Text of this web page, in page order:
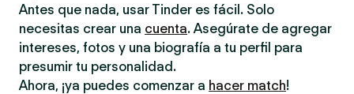
Antes que nada, usar Tinder es fácil. Solo
necesitas crear una cuenta. Asegúrate de agregar
intereses, fotos y una biografía a tu perfil para
presumir tu personalidad.
Ahora, ¡ya puedes comenzar a hacer match!